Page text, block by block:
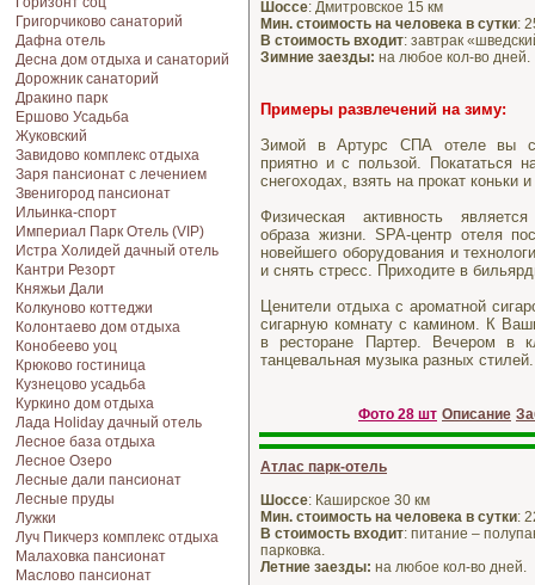
Григорчиково санаторий
Дафна отель
Десна дом отдыха и санаторий
Дорожник санаторий
Дракино парк
Ершово Усадьба
Жуковский
Завидово комплекс отдыха
Заря пансионат с лечением
Звенигород пансионат
Ильинка-спорт
Империал Парк Отель (VIP)
Истра Холидей дачный отель
Кантри Резорт
Княжьи Дали
Колкуново коттеджи
Колонтаево дом отдыха
Конобеево уоц
Крюково гостиница
Кузнецово усадьба
Куркино дом отдыха
Лада Holiday дачный отель
Лесное база отдыха
Лесное Озеро
Лесные дали пансионат
Лесные пруды
Лужки
Луч Пикчерз комплекс отдыха
Малаховка пансионат
Маслово пансионат
Шоссе: Дмитровское 15 км
Мин. стоимость на человека в сутки:
В стоимость входит: завтрак
Зимние заезды: на любое кол-во дней.
Примеры развлечений на зиму:
Зимой в Артурс СПА отеле вы
приятно и с пользой. Покататься
снегоходах, взять на прокат коньки
Физическая активность
образа жизни. SPA-центр отеля
новейшего оборудования и
и снять стресс. Приходите в
Ценители отдыха с ароматной
сигарную комнату с камином. К
в ресторане Партер. Вечером в
танцевальная музыка разных стилей.
Фото 28 шт Описание
Атлас парк-отель
Шоссе: Каширское 30 км
Мин. стоимость на человека в сутки:
В стоимость входит: питание –
парковка.
Летние заезды: на любое кол-во дней.